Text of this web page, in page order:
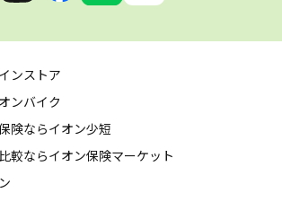
ンストア
ンバイク
険ならイオン少短
較ならイオン保険マーケット